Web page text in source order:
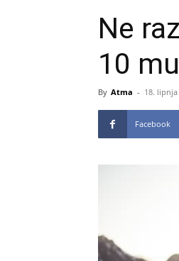
Ne
10
By Atma - 18. lipnja
Facebook